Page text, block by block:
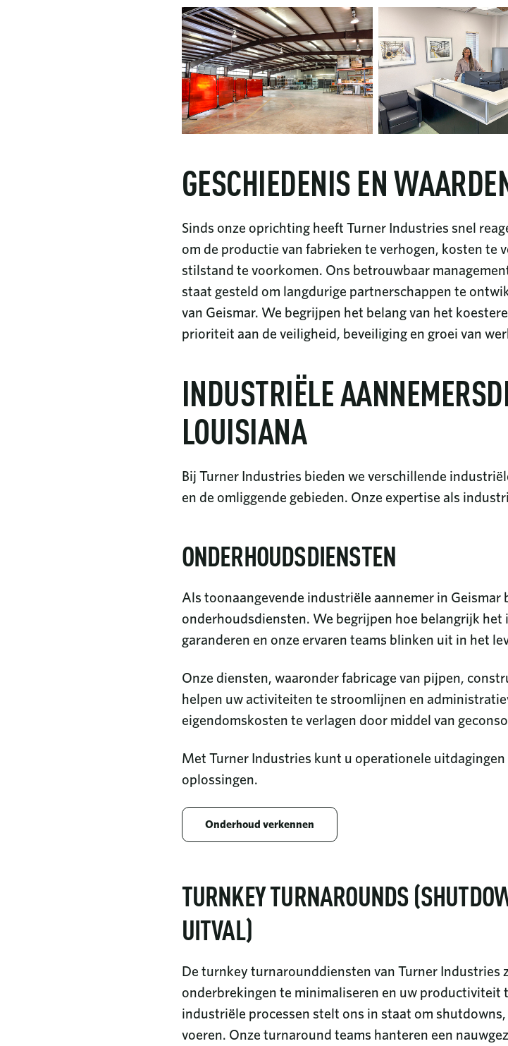
GESCHIEDENIS EN
Sinds onze oprichting heeft Turner Industries snel
om de productie van fabrieken te verhogen, kosten te
stilstand te voorkomen. Ons betrouwbaar
staat gesteld om langdurige partnerschappen te
van Geismar. We begrijpen het belang van het
prioriteit aan de veiligheid, beveiliging en groei van
INDUSTRIËLE
LOUISIANA
Bij Turner Industries bieden we verschillende
en de omliggende gebieden. Onze expertise als
ONDERHOUDSDIENSTEN
Als toonaangevende industriële aannemer in
onderhoudsdiensten. We begrijpen hoe belangrijk
garanderen en onze ervaren teams blinken uit in het
Onze diensten, waaronder fabricage van pijpen,
helpen uw activiteiten te stroomlijnen en
eigendomskosten te verlagen door middel van
Met Turner Industries kunt u operationele
oplossingen.
Onderhoud verkennen
TURNKEY TURNAROUNDS
UITVAL)
De turnkey turnarounddiensten van Turner
onderbrekingen te minimaliseren en uw productiviteit
industriële processen stelt ons in staat om
voeren. Onze turnaround teams hanteren een